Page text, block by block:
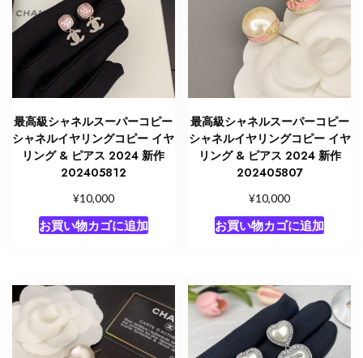
J13709
シ
ア
ス
最高級シャネルスーパーコピー
シャネルイヤリングコピー イヤ
リング & ピアス 2024 新作
202405812
¥10,000
お買い物カゴに追加
最高級シャネルスーパーコピー
シャネルイヤリングコピー イヤ
リング & ピアス 2024 新作
202405807
¥10,000
お買い物カゴに追加